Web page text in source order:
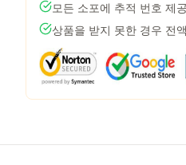
모든 소포에 추적 번호 제공
상품을 받지 못한 경우 전